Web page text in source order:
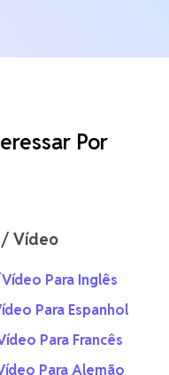
Por
Vídeo
Para Inglês
Para Espanhol
Para Francês
Para Alemão